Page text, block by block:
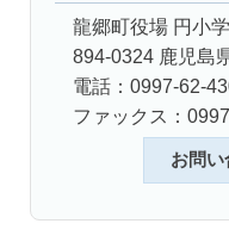
龍郷町役場 円小
894-0324 鹿児島
電話：0997-62-
ファックス：
お問